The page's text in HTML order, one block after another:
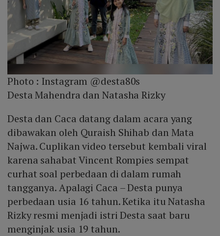
Photo : Instagram @desta80s
Desta Mahendra dan Natasha Rizky
Desta dan Caca datang dalam acara yang
dibawakan oleh Quraish Shihab dan Mata
Najwa. Cuplikan video tersebut kembali viral
karena sahabat Vincent Rompies sempat
curhat soal perbedaan di dalam rumah
tangganya. Apalagi Caca – Desta punya
perbedaan usia 16 tahun. Ketika itu Natasha
Rizky resmi menjadi istri Desta saat baru
menginjak usia 19 tahun.